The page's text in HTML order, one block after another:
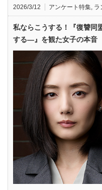
2026/3/12 アンケート特集, ラ
私ならこうする！『復讐
する—』を観た女子の本音